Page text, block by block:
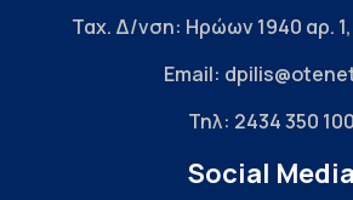
Ταχ. Δ/νση: Ηρώων 1940 αρ.
Email:
Τηλ: 2434 350 100
Social Media